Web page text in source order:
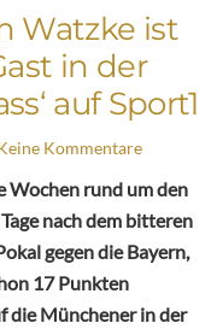
Watzke ist
in der
auf Sport1
Kommentare
Wochen rund um den
nach dem bitteren
gegen die Bayern,
17 Punkten
die Münchener in der